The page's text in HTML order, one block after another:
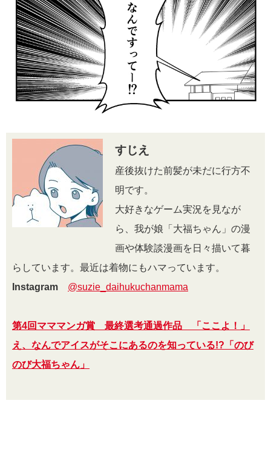
すじえ
産後抜けた前髪が未だに行方不
明です。
大好きなゲーム実況を見なが
ら、我が娘「大福ちゃん」の漫
画や体験談漫画を日々描いて暮
らしています。最近は着物にもハマっています。
Instagram
@suzie_daihukuchanmama
第4回マママンガ賞 最終選考通過作品 「ここよ！」
え、なんでアイスがそこにあるのを知っている!?「のび
のび大福ちゃん」